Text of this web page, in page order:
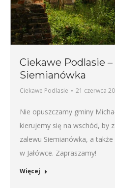
Ciekawe Podlasie –
Siemianówka
Ciekawe Podlasie 21 czerwca
Nie opuszczamy gminy
kierujemy się na wschód, by
zalewu Siemianówka, a
w Jałówce. Zapraszamy!
Więcej